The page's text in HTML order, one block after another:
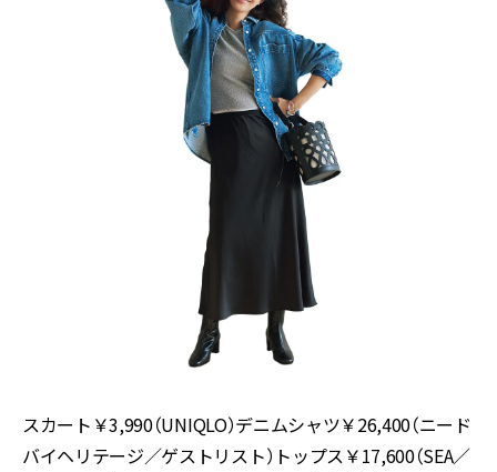
スカート￥3,990（UNIQLO）デニムシャツ￥26,400（ニード
バイヘリテージ／ゲストリスト）トップス￥17,600（SEA／